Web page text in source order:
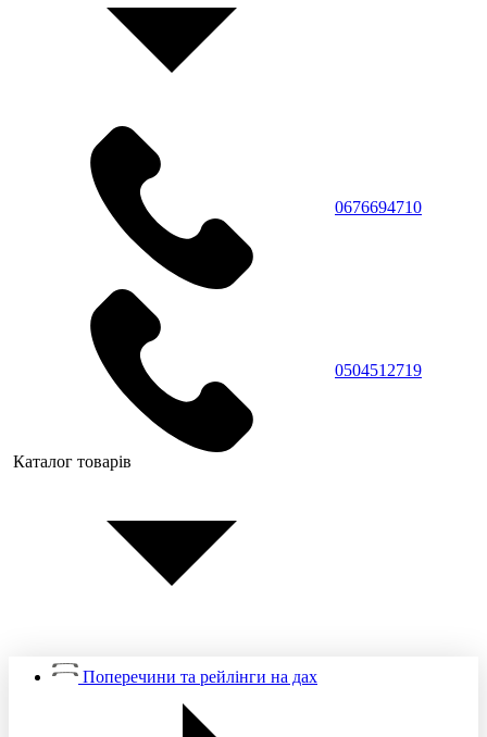
0676694710
0504512719
Каталог товарів
Поперечини та рейлінги на дах